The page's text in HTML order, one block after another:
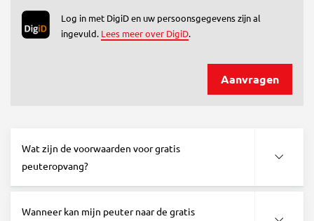
Log in met DigiD en uw persoonsgegevens zijn al
ingevuld. Lees meer over DigiD.
Aanvragen
Wat zijn de voorwaarden voor gratis
peuteropvang?
Wanneer kan mijn peuter naar de gratis